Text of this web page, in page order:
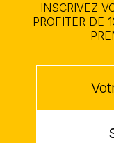
INSCRIVEZ-
PROFITER DE